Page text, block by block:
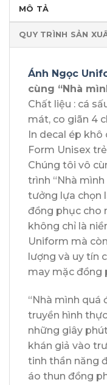
MÔ TẢ
QUY TRÌNH SẢN
Ánh Ngọc
cùng “Nhà
Chất liệu : cá
mát, co giãn 4
In decal ép khô
Form Unisex
Chúng tôi vô
trình “Nhà
tưởng lựa chọn
đồng phục cho
không chỉ là
Uniform mà
lượng và uy tín
may mặc đồng
“Nhà mình quá
truyền hình
những giây
khán giả vào
tinh thần năng
áo thun đồng